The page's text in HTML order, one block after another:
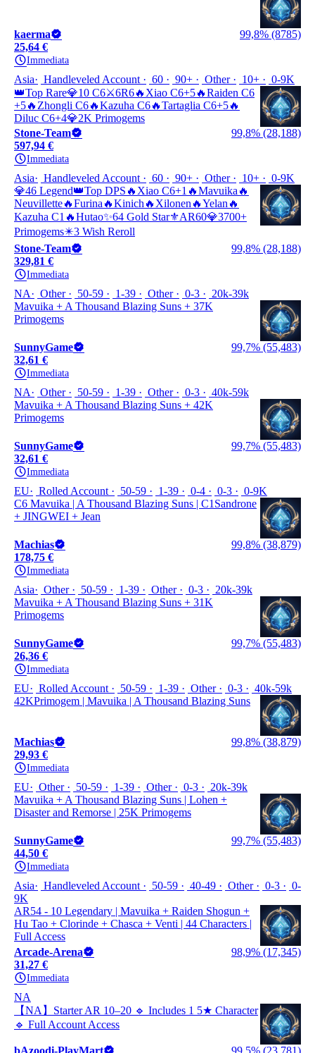
kaerma
99,8% (8785)
25,64 €
Immediata
Asia Handleveled Account 60 90+ Other 10+
0-9K
👑Top Rare💎10 C6⚔️6R6🔥Xiao C6+5🔥Raiden C6
+5🔥Zhongli C6🔥Kazuha C6🔥Tartaglia C6+5🔥
Diluc C6+4💎2K Primogems
Stone-Team
99,8% (28,188)
597,94 €
Immediata
Asia Handleveled Account 60 90+ Other 10+
0-9K
💎46 Legend👑Top DPS🔥Xiao C6+1🔥Mavuika🔥
Neuvillette🔥Furina🔥Kinich🔥Xilonen🔥Yelan🔥
Kazuha C1🔥Hutao✨64 Gold Star⚜️AR60💎3700+
Primogems✴️3 Wish Reroll
Stone-Team
99,8% (28,188)
329,81 €
Immediata
NA Other 50-59 1-39 Other 0-3
20k-39k
Mavuika + A Thousand Blazing Suns + 37K
Primogems
SunnyGame
99,7% (55,483)
32,61 €
Immediata
NA Other 50-59 1-39 Other 0-3
40k-59k
Mavuika + A Thousand Blazing Suns + 42K
Primogems
SunnyGame
99,7% (55,483)
32,61 €
Immediata
EU Rolled Account 50-59 1-39 0-4 0-3
0-9K
C6 Mavuika | A Thousand Blazing Suns | C1Sandrone
+ JINGWEI + Jean
Machias
99,8% (38,879)
178,75 €
Immediata
Asia Other 50-59 1-39 Other 0-3
20k-39k
Mavuika + A Thousand Blazing Suns + 31K
Primogems
SunnyGame
99,7% (55,483)
26,36 €
Immediata
EU Rolled Account 50-59 1-39 Other 0-3
40k-59k
42KPrimogem | Mavuika | A Thousand Blazing Suns
Machias
99,8% (38,879)
29,93 €
Immediata
EU Other 50-59 1-39 Other 0-3
20k-39k
Mavuika + A Thousand Blazing Suns | Lohen +
Disaster and Remorse | 25K Primogems
SunnyGame
99,7% (55,483)
44,50 €
Immediata
Asia Handleveled Account 50-59 40-49 Other 0-3
0-
9K
AR54 - 10 Legendary | Mavuika + Raiden Shogun +
Hu Tao + Clorinde + Chasca + Venti | 44 Characters |
Full Access
Arcade-Arena
98,9% (17,345)
31,27 €
Immediata
NA
【NA】Starter AR 10–20 🔹 Includes 1 5★ Character
🔹 Full Account Access
bAzoodi-PlayMart 99,5% (23,781)